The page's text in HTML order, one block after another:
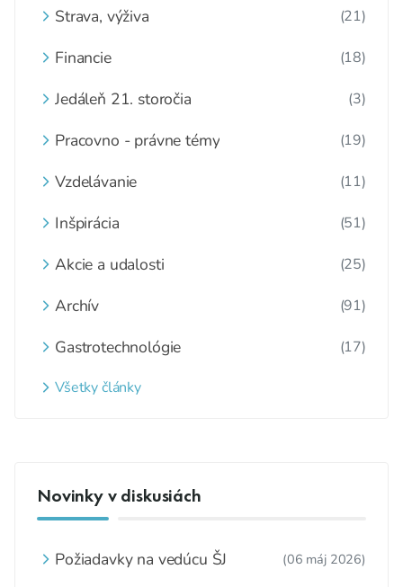
Strava, výživa (21)
Financie (18)
Jedáleň 21. storočia (3)
Pracovno - právne témy (19)
Vzdelávanie (11)
Inšpirácia (51)
Akcie a udalosti (25)
Archív (91)
Gastrotechnológie (17)
Všetky články
Novinky v diskusiách
Požiadavky na vedúcu ŠJ (06 máj 2026)